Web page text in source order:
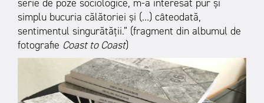
serie de poze sociologice, m-a interesat pur și
simplu bucuria călătoriei și (…) câteodată,
sentimentul singurătății.” (fragment din albumul de
fotografie Coast to Coast)